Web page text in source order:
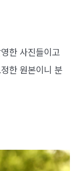
한 사진들이고
한 원본이니 분